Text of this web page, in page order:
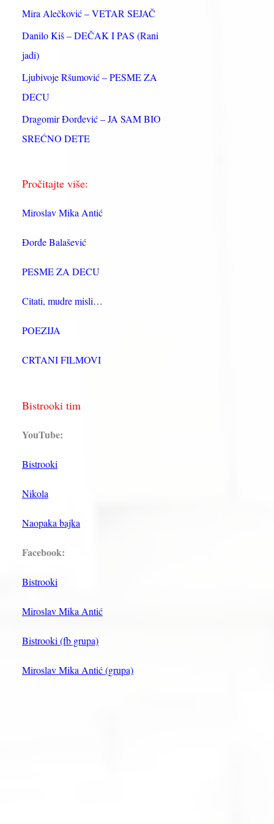
Mira Alečković – VETAR SEJAČ
Danilo Kiš – DEČAK I PAS (Rani
jadi)
Ljubivoje Ršumović – PESME ZA
DECU
Dragomir Đorđević – JA SAM BIO
SREĆNO DETE
Pročitajte više:
Miroslav Mika Antić
Đorđe Balašević
PESME ZA DECU
Citati, mudre misli…
POEZIJA
CRTANI FILMOVI
Bistrooki tim
YouTube:
Bistrooki
Nikola
Naopaka bajka
Facebook:
Bistrooki
Miroslav Mika Antić
Bistrooki (fb grupa)
Miroslav Mika Antić (grupa)